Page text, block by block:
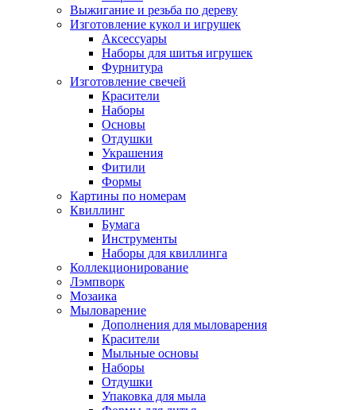
Выжигание и резьба по дереву
Изготовление кукол и игрушек
Аксессуары
Наборы для шитья игрушек
Фурнитура
Изготовление свечей
Красители
Наборы
Основы
Отдушки
Украшения
Фитили
Формы
Картины по номерам
Квиллинг
Бумага
Инструменты
Наборы для квиллинга
Коллекционирование
Лэмпворк
Мозаика
Мыловарение
Дополнения для мыловарения
Красители
Мыльные основы
Наборы
Отдушки
Упаковка для мыла